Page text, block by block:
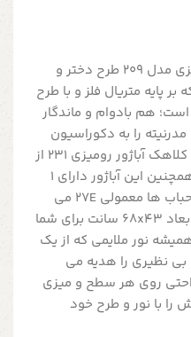
این محصول یعنی آباژور رومیزی مدل 209 طرح دختر و
پایه متریال فلز و با طرح
هم بادوام و ماندگار
را به دکوراسیون
اضافه می کند. متریال شید یا کلاهک آباژور رومیزی 231 از
جنس طلق و پارچه می باشد. همچنین این آباژور دارای 1
سرپیچ می باشد. نوع سرپیچ حباب ها معمولی 27E می
باشد. همچنین این آباژور در ابعاد 68x43 سانت برای شما
نور ملایمی که از یک
بی نظیری را هدیه می
روی هر سطح و میزی
را با نور و طرح خود